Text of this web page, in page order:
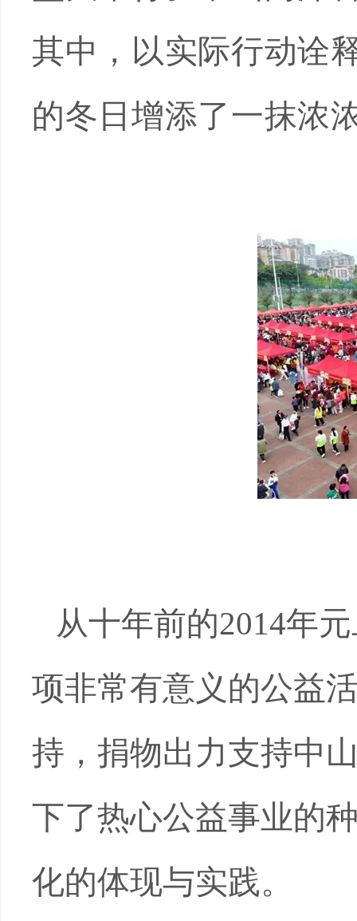
其中，以实际行动诠
的冬日增添了一抹浓
从十年前的2014年
项非常有意义的公益
持，捐物出力支持中
下了热心公益事业的
化的体现与实践。